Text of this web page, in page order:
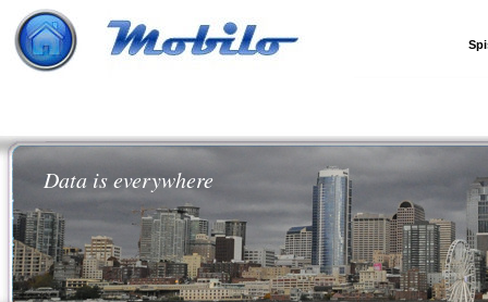
Data is everywhere